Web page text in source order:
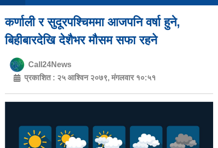
कर्णाली र सुदूरपश्चिममा आजपनि वर्षा हुने,
बिहीबारदेखि देशैभर मौसम सफा रहने
Call24News
प्रकाशित : २५ आश्विन २०७९, मंगलवार १०:५१